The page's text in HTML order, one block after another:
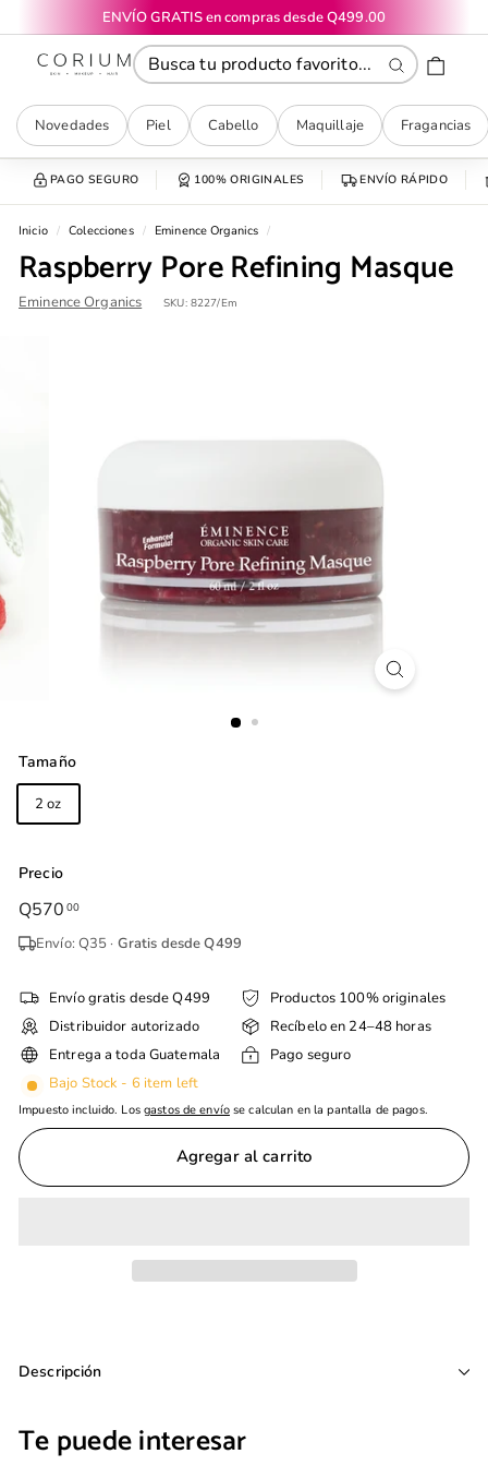
directamente
contenido
diapositivas
pausa
ENVÍO GRATIS en compras desde Q499.00
CORIUM
Buscar
Novedades
Piel Cabello Maquillaje Fragancias
PAGO SEGURO 100% ORIGINALES ENVÍO RÁPIDO
Inicio / Colecciones / Eminence Organics /
Raspberry Pore Refining Masque
Eminence Organics SKU: 8227/Em
Tamaño
2 oz
Precio
Precio
Q570 00Q570.00
Envío: Q35 · Gratis desde Q499
Envío gratis desde Q499
Productos 100% originales
Distribuidor autorizado
Recíbelo en 24–48 horas
Entrega a toda Guatemala
Pago seguro
Bajo Stock - 6 item left
Impuesto incluido. Los gastos de envíose calculan en la pantalla de pagos.
Agregar al carrito
Descripción
Te puede interesar